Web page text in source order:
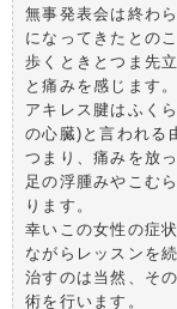
無事発表会は終わ
になってきたとのこ
歩くときとつま先
と痛みを感じます。
アキレス腱はふく
の心臓)と言われる
つまり、痛みを放
足の浮腫みやこむ
ります。
幸いこの女性の症
ながらレッスンを
治すのは当然、そ
術を行います。